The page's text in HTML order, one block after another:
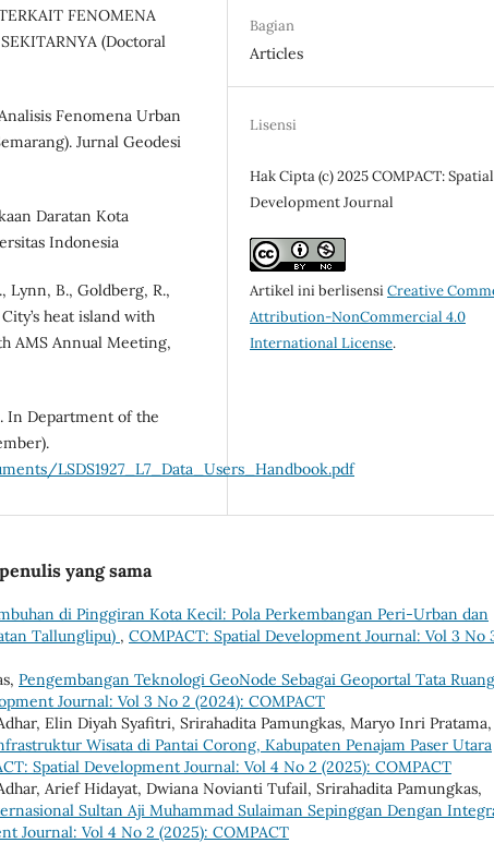
FENOMENA
(Doctoral
Fenomena Urban
Jurnal Geodesi
Daratan Kota
Indonesia
Lynn, B., Goldberg, R.,
heat island with
AMS Annual Meeting,
In Department of the
LSDS1927_L7_Data_Users_Handbook.pdf
Bagian
Articles
Lisensi
Hak Cipta (c) 2025 COMPACT: Spatial
Development Journal
Artikel ini berlisensiCreative
Attribution-NonCommercial 4.0
International License.
yang sama
di Pinggiran Kota Kecil: Pola Perkembangan Peri-Urban dan
Tallunglipu) , COMPACT: Spatial Development Journal: Vol 3 No
Pengembangan Teknologi GeoNode Sebagai Geoportal Tata
Journal: Vol 3 No 2 (2024): COMPACT
Elin Diyah Syafitri, Srirahadita Pamungkas, Maryo Inri Pratama,
Wisata di Pantai Corong, Kabupaten Penajam Paser Utara
Spatial Development Journal: Vol 4 No 2 (2025): COMPACT
Arief Hidayat, Dwiana Novianti Tufail, Srirahadita Pamungkas,
Sultan Aji Muhammad Sulaiman Sepinggan Dengan
Journal: Vol 4 No 2 (2025): COMPACT